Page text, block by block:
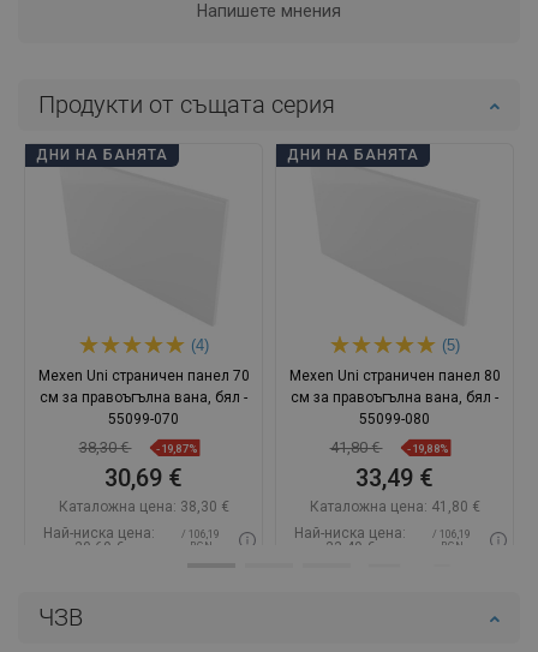
ЧЗВ
Напишете мнения
Продукти от същата серия
ДНИ НА БАНЯТА
(4)
Mexen Uni страничен панел 70
см за правоъгълна вана, бял -
55099-070
38,30 € -19,87%
30,69 €
Каталожна цена: 38,30 €
Най-ниска цена:
30,69 €
/ 106,19
BGN
Добави в количката
ДНИ НА БАНЯТА
(5)
Mexen Uni страничен панел 80
см за правоъгълна вана, бял -
55099-080
41,80 € -19,88%
33,49 €
Каталожна цена: 41,80 €
Най-ниска цена:
33,49 €
/ 106,19
BGN
Добави в количката